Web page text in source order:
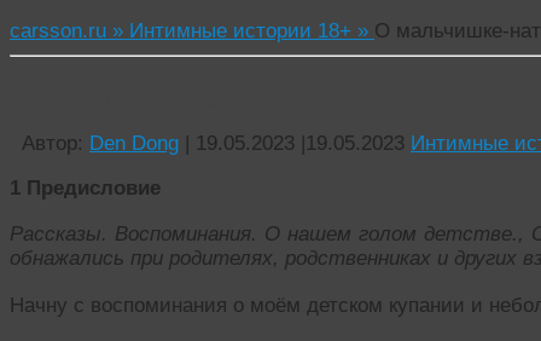
carsson.ru » Интимные истории 18+ » О мальчишке-
Автор: Den Dong | 19.05.2023 |19.05.2023 Интимные
1 Предисловие
Рассказы. Воспоминания. О нашем голом
обнажались при родителях, родственниках и других
Начну с воспоминания о моём детском купании и